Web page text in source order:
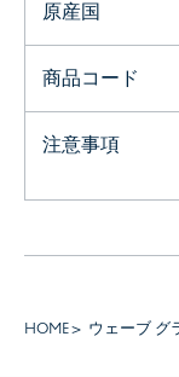
原産国
商品コード
注意事項
HOME ウェーブ グ